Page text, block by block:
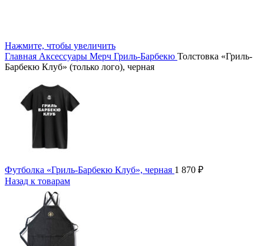
Нажмите, чтобы увеличить
Главная Аксессуары Мерч Гриль-Барбекю Толстовка «Гриль-
Барбекю Клуб» (только лого), черная
Футболка «Гриль-Барбекю Клуб», черная 1 870 ₽
Назад к товарам